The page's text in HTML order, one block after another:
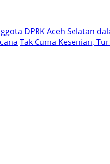
DPRK Aceh Selatan
Tak Cuma Kesenian,